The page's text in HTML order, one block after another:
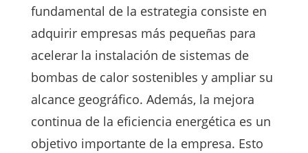
fundamental de la estrategia consiste en
adquirir empresas más pequeñas para
acelerar la instalación de sistemas de
bombas de calor sostenibles y ampliar su
alcance geográfico. Además, la mejora
continua de la eficiencia energética es un
objetivo importante de la empresa. Esto